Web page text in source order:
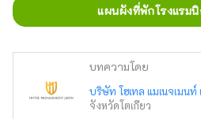
แผนผังที่พักโรงแรม
บทความโดย
บริษัท โฮเทล แมเนจเมนท์
จังหวัดโตเกียว